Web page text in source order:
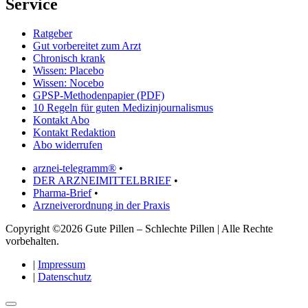
Service
Ratgeber
Gut vorbereitet zum Arzt
Chronisch krank
Wissen: Placebo
Wissen: Nocebo
GPSP-Methodenpapier (PDF)
10 Regeln für guten Medizinjournalismus
Kontakt Abo
Kontakt Redaktion
Abo widerrufen
arznei-telegramm® •
DER ARZNEIMITTELBRIEF •
Pharma-Brief•
Arzneiverordnung in der Praxis
Copyright ©2026 Gute Pillen – Schlechte Pillen | Alle Rechte
vorbehalten.
| Impressum
| Datenschutz